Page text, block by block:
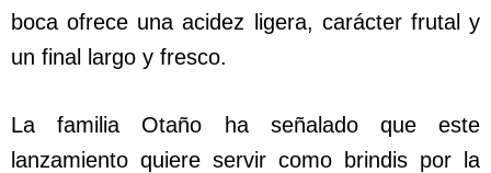
boca ofrece una acidez ligera, carácter frutal y
un final largo y fresco.
La familia Otaño ha señalado que este
lanzamiento quiere servir como brindis por la